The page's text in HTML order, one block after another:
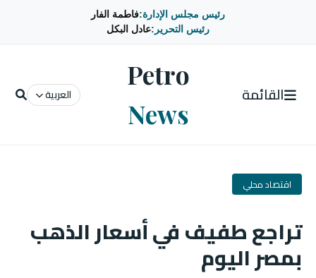
رئيس مجلس الإدارة:فاطمة الفار
رئيس التحرير:عادل البكل
القائمة
Petro
News
العربية
اقتصاد محلي
تراجع طفيف في أسعار الذهب
بمصر اليوم